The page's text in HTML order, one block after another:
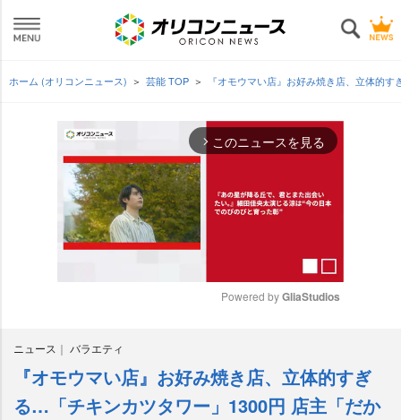
ホーム (オリコンニュース) 芸能 TOP 『オモウマい店』お好み焼き店、立体的
arrow_forward_ios このニュースを見る
e
Powered by GliaStudios
ニュース バラエティ
『オモウマい店』お好み焼き店、立体的すぎ
る…「チキンカツタワー」1300円 店主「だか